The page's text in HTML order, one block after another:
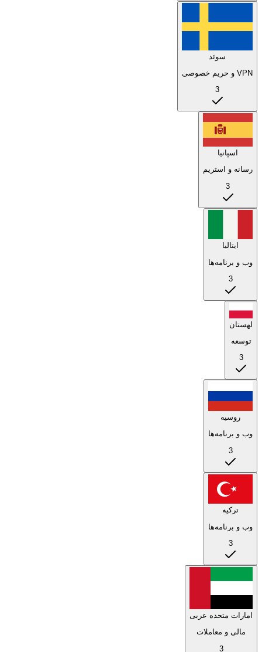
سوئد
VPN و حریم خصوصی
3
اسپانیا
رسانه و استریم
3
ایتالیا
وب و برنامه‌ها
3
لهستان
توسعه
3
روسیه
وب و برنامه‌ها
3
ترکیه
وب و برنامه‌ها
3
امارات متحده عربی
مالی و معاملات
3